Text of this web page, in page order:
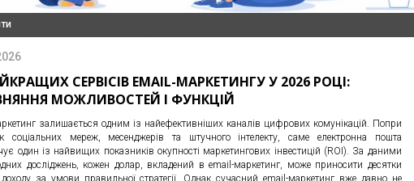
СЕРВІСІВ EMAIL-МАРКЕТИНГУ У 2026 РОЦІ:
МОЖЛИВОСТЕЙ І ФУНКЦІЙ
залишається одним із найефективніших каналів цифрових комунікацій. Попри
соціальних мереж, месенджерів та штучного інтелекту, саме електронна пошта
один із найвищих показників окупності маркетингових інвестицій (ROI). За даними
досліджень, кожен долар, вкладений в email-маркетинг, може приносити десятки
доходу за умови правильної стратегії. Однак сучасний email-маркетинг вже давно не